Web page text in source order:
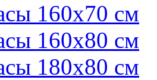
160х70 см
160х80 см
180х80 см